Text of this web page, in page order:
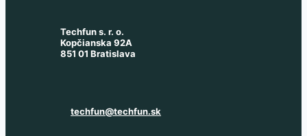
Techfun s. r. o.
Kopčianska 92A
851 01 Bratislava
techfun@techfun.sk